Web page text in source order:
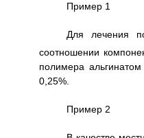
Пример 1
Для лечения
соотношении
полимера
0,25%.
Пример 2